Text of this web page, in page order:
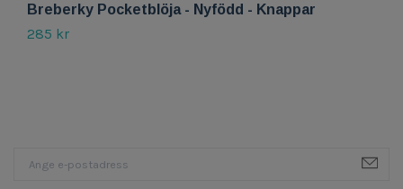
Breberky Pocketblöja - Nyfödd - Knappar
285 kr